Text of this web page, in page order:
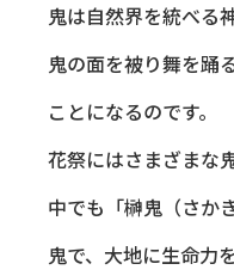
鬼は自然界を統べる
鬼の面を被り舞を踊
ことになるのです。
花祭にはさまざまな
中でも「榊鬼（さか
鬼で、大地に生命力